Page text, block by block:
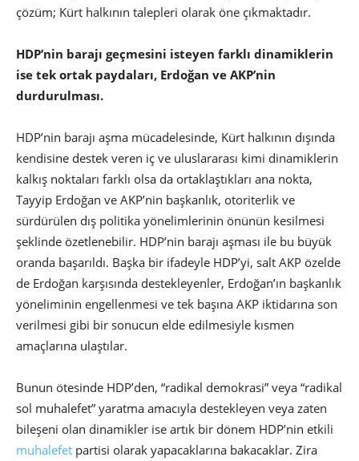
çözüm; Kürt halkının talepleri olarak öne çıkmaktadır.
HDP’nin barajı geçmesini isteyen farklı dinamiklerin
ise tek ortak paydaları, Erdoğan ve AKP’nin
durdurulması.
HDP’nin barajı aşma mücadelesinde, Kürt halkının dışında
kendisine destek veren iç ve uluslararası kimi dinamiklerin
kalkış noktaları farklı olsa da ortaklaştıkları ana nokta,
Tayyip Erdoğan ve AKP’nin başkanlık, otoriterlik ve
sürdürülen dış politika yönelimlerinin önünün kesilmesi
şeklinde özetlenebilir. HDP’nin barajı aşması ile bu büyük
oranda başarıldı. Başka bir ifadeyle HDP’yi, salt AKP özelde
de Erdoğan karşısında destekleyenler, Erdoğan’ın başkanlık
yöneliminin engellenmesi ve tek başına AKP iktidarına son
verilmesi gibi bir sonucun elde edilmesiyle kısmen
amaçlarına ulaştılar.
Bunun ötesinde HDP’den, “radikal demokrasi” veya “radikal
sol muhalefet” yaratma amacıyla destekleyen veya zaten
bileşeni olan dinamikler ise artık bir dönem HDP’nin etkili
muhalefet partisi olarak yapacaklarına bakacaklar. Zira